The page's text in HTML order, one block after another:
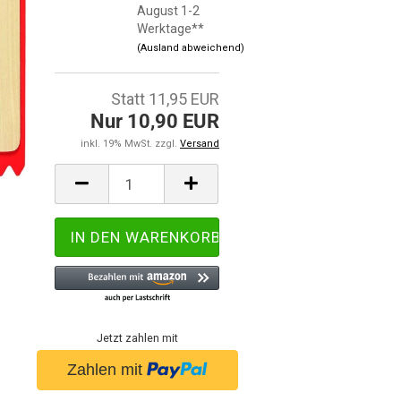
August 1-2
Werktage**
(Ausland abweichend)
Statt 11,95 EUR
Nur 10,90 EUR
inkl. 19% MwSt. zzgl. Versand
Jetzt zahlen mit